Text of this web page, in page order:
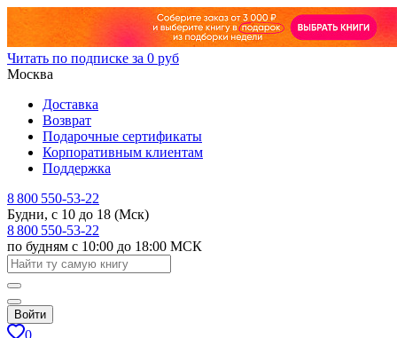
Читать по подписке за 0 руб
Москва
Доставка
Возврат
Подарочные сертификаты
Корпоративным клиентам
Поддержка
8 800 550-53-22
Будни, с 10 до 18 (Мск)
8 800 550-53-22
по будням с 10:00 до 18:00 МСК
Войти
0